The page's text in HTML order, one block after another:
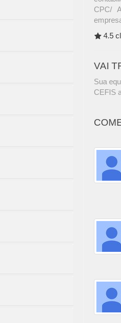
CPC/
4.5
VAI
Sua
CEFIS